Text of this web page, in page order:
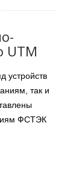
UTM
устройств
так и
ФСТЭК